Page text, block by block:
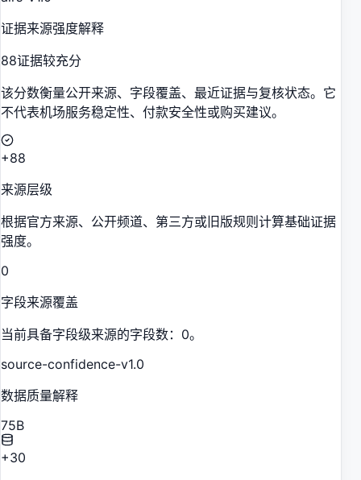
证据来源强度解释
88证据较充分
该分数衡量公开来源、字段覆盖、最近证据与复核状态。它
不代表机场服务稳定性、付款安全性或购买建议。
+88
来源层级
根据官方来源、公开频道、第三方或旧版规则计算基础证据
强度。
0
字段来源覆盖
当前具备字段级来源的字段数：0。
source-confidence-v1.0
数据质量解释
75B
+30